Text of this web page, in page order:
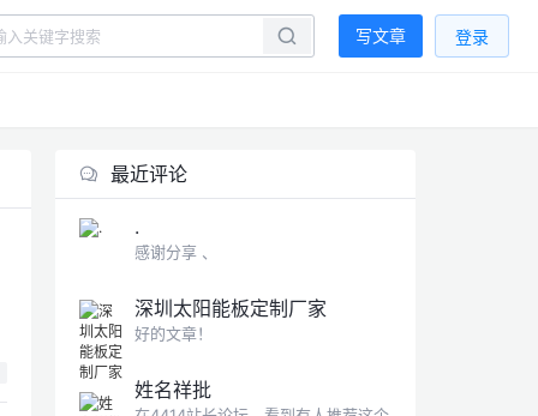
写文章 登录
最近评论
.
感谢分享 、
深圳太阳能板定制厂家
好的文章！
姓名祥批